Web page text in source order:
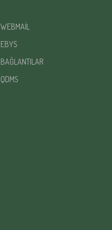
WEBMAİL
EBYS
BAĞLANTILAR
QDMS